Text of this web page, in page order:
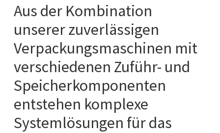
Aus der Kombination
unserer zuverlässigen
Verpackungsmaschinen mit
verschiedenen Zuführ- und
Speicherkomponenten
entstehen komplexe
Systemlösungen für das